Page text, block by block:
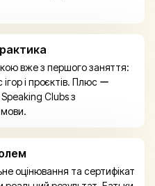
вже з першого заняття:
і проєктів. Плюс ー
Clubs з
оцінювання та сертифікат